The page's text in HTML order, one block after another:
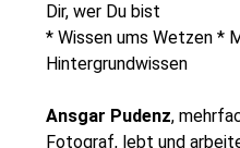
Dir, wer Du bist
* Wissen ums Wetzen *
Hintergrundwissen
Ansgar Pudenz,
Fotograf, lebt und